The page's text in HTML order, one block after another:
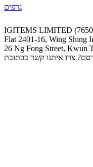
גרפים
IGITEMS LIMITED
Flat 2401-16, Wing Shing
26 Ng Fong Street, Kwun